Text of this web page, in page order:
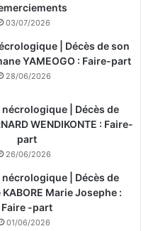
03/07/2026
| Décès de son
YAMEOGO : Faire-part
28/06/2026
| Décès de
WENDIKONTE : Faire-
part
26/06/2026
| Décès de
KABORE Marie Josephe :
Faire -part
01/06/2026